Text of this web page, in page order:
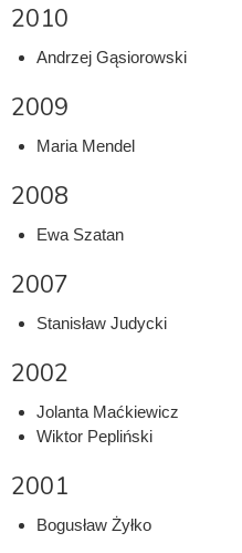
2010
Andrzej Gąsiorowski
2009
Maria Mendel
2008
Ewa Szatan
2007
Stanisław Judycki
2002
Jolanta Maćkiewicz
Wiktor Pepliński
2001
Bogusław Żyłko